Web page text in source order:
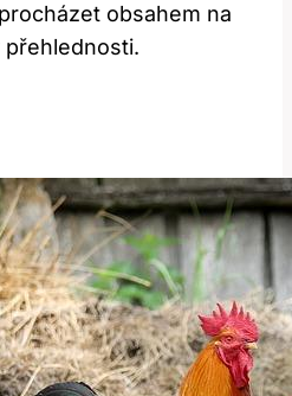
obsahem na